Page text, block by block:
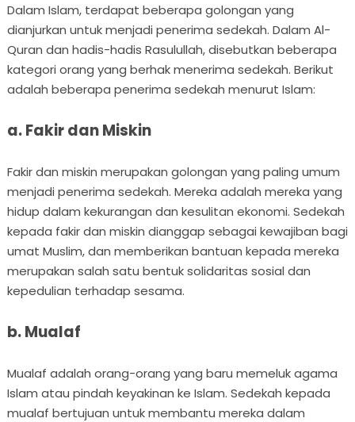
Dalam Islam, terdapat beberapa golongan yang
dianjurkan untuk menjadi penerima sedekah. Dalam Al-
Quran dan hadis-hadis Rasulullah, disebutkan beberapa
kategori orang yang berhak menerima sedekah. Berikut
adalah beberapa penerima sedekah menurut Islam:
a. Fakir dan Miskin
Fakir dan miskin merupakan golongan yang paling umum
menjadi penerima sedekah. Mereka adalah mereka yang
hidup dalam kekurangan dan kesulitan ekonomi. Sedekah
kepada fakir dan miskin dianggap sebagai kewajiban bagi
umat Muslim, dan memberikan bantuan kepada mereka
merupakan salah satu bentuk solidaritas sosial dan
kepedulian terhadap sesama.
b. Mualaf
Mualaf adalah orang-orang yang baru memeluk agama
Islam atau pindah keyakinan ke Islam. Sedekah kepada
mualaf bertujuan untuk membantu mereka dalam